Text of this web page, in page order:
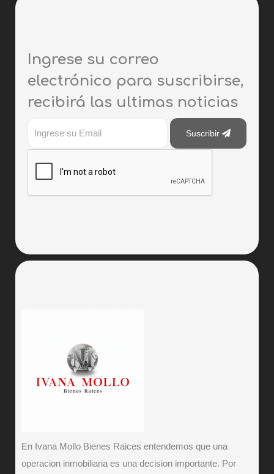
Ingrese su correo
electrónico para suscribirse,
recibirá las ultimas noticias
Suscribir
En Ivana Mollo Bienes Raices entendemos que una
operacion inmobiliaria es una decision importante. Por